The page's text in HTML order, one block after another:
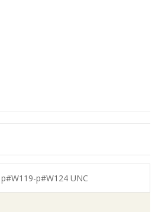
p#W124 UNC